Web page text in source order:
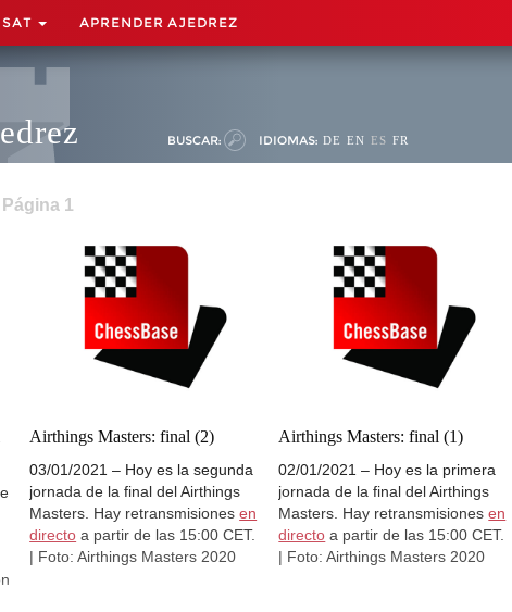
SAT APRENDER AJEDREZ
BUSCAR: IDIOMAS: DE EN ES FR
1
Airthings Masters: final (2)
03/01/2021 – Hoy es la segunda
jornada de la final del Airthings
Masters. Hay retransmisionesen
directo a partir de las 15:00 CET.
| Foto: Airthings Masters 2020
Airthings Masters: final (1)
02/01/2021 – Hoy es la primera
jornada de la final del Airthings
Masters. Hay retransmisionesen
directo a partir de las 15:00 CET.
| Foto: Airthings Masters 2020